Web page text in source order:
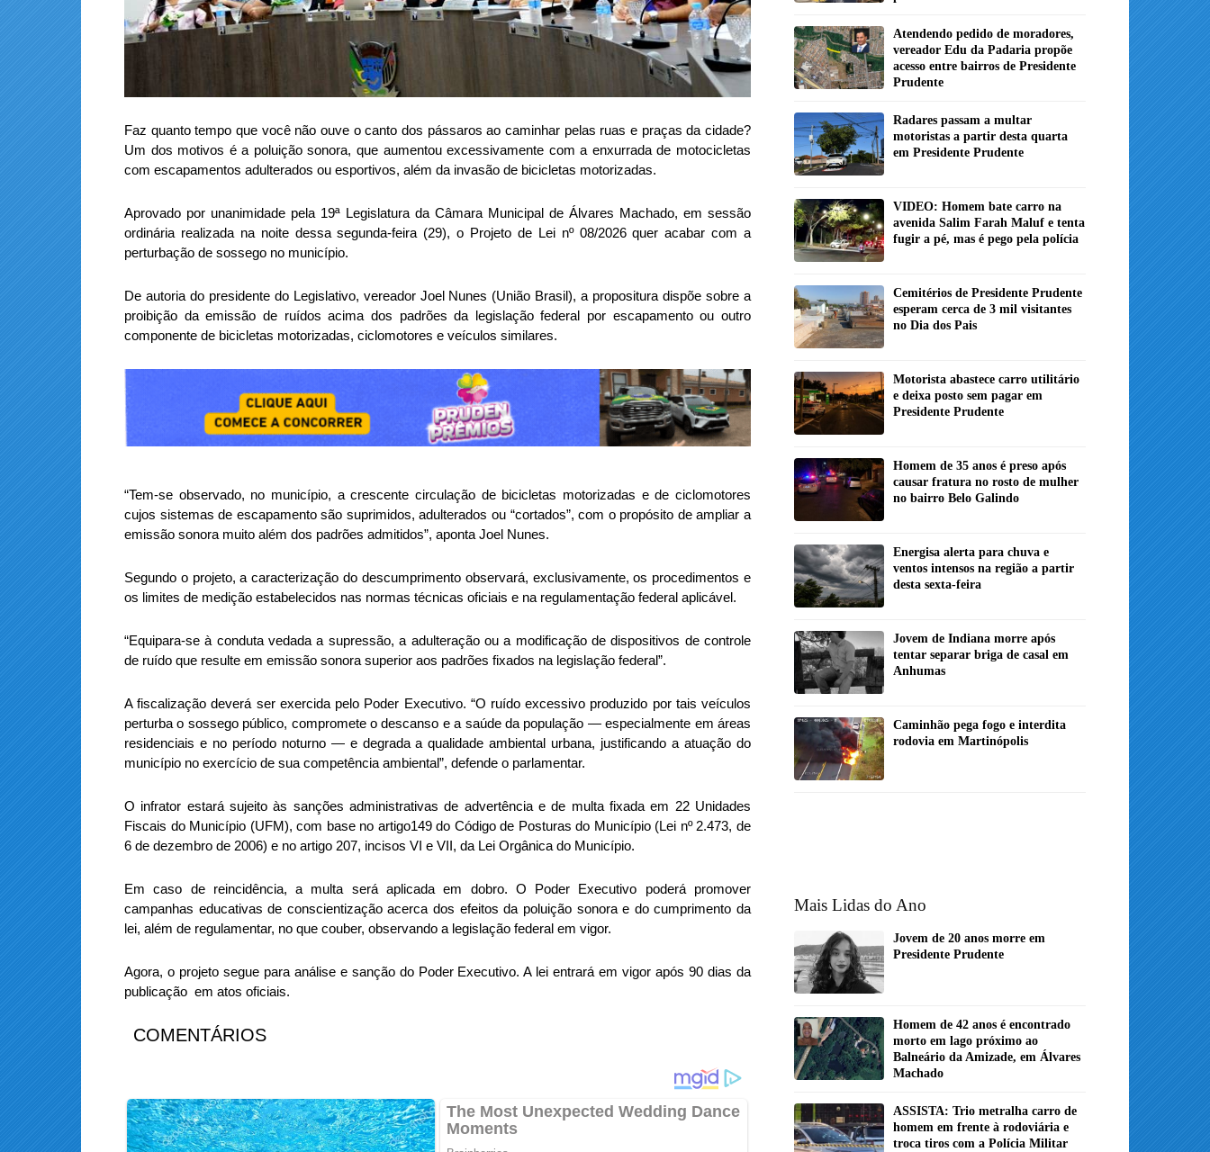
Faz quanto tempo que você não ouve o canto dos pássaros ao caminhar pelas ruas e praças da cidade?
Um dos motivos é a poluição sonora, que aumentou excessivamente com a enxurrada de motocicletas
com escapamentos adulterados ou esportivos, além da invasão de bicicletas motorizadas.
Aprovado por unanimidade pela 19ª Legislatura da Câmara Municipal de Álvares Machado, em sessão
ordinária realizada na noite dessa segunda-feira (29), o Projeto de Lei nº 08/2026 quer acabar com a
perturbação de sossego no município.
De autoria do presidente do Legislativo, vereador Joel Nunes (União Brasil), a propositura dispõe sobre a
proibição da emissão de ruídos acima dos padrões da legislação federal por escapamento ou outro
componente de bicicletas motorizadas, ciclomotores e veículos similares.
“Tem-se observado, no município, a crescente circulação de bicicletas motorizadas e de ciclomotores
cujos sistemas de escapamento são suprimidos, adulterados ou “cortados”, com o propósito de ampliar a
emissão sonora muito além dos padrões admitidos”, aponta Joel Nunes.
Segundo o projeto, a caracterização do descumprimento observará, exclusivamente, os procedimentos e
os limites de medição estabelecidos nas normas técnicas oficiais e na regulamentação federal aplicável.
“Equipara-se à conduta vedada a supressão, a adulteração ou a modificação de dispositivos de controle
de ruído que resulte em emissão sonora superior aos padrões fixados na legislação federal”.
A fiscalização deverá ser exercida pelo Poder Executivo. “O ruído excessivo produzido por tais veículos
perturba o sossego público, compromete o descanso e a saúde da população — especialmente em áreas
residenciais e no período noturno — e degrada a qualidade ambiental urbana, justificando a atuação do
município no exercício de sua competência ambiental”, defende o parlamentar.
O infrator estará sujeito às sanções administrativas de advertência e de multa fixada em 22 Unidades
Fiscais do Município (UFM), com base no artigo149 do Código de Posturas do Município (Lei nº 2.473, de
6 de dezembro de 2006) e no artigo 207, incisos VI e VII, da Lei Orgânica do Município.
Em caso de reincidência, a multa será aplicada em dobro. O Poder Executivo poderá promover
campanhas educativas de conscientização acerca dos efeitos da poluição sonora e do cumprimento da
lei, além de regulamentar, no que couber, observando a legislação federal em vigor.
Agora, o projeto segue para análise e sanção do Poder Executivo. A lei entrará em vigor após 90 dias da
publicação em atos oficiais.
COMENTÁRIOS
Atendendo pedido de moradores,
vereador Edu da Padaria propõe
acesso entre bairros de Presidente
Prudente
Radares passam a multar
motoristas a partir desta quarta
em Presidente Prudente
VIDEO: Homem bate carro na
avenida Salim Farah Maluf e tenta
fugir a pé, mas é pego pela polícia
Cemitérios de Presidente Prudente
esperam cerca de 3 mil visitantes
no Dia dos Pais
Motorista abastece carro utilitário
e deixa posto sem pagar em
Presidente Prudente
Homem de 35 anos é preso após
causar fratura no rosto de mulher
no bairro Belo Galindo
Energisa alerta para chuva e
ventos intensos na região a partir
desta sexta-feira
Jovem de Indiana morre após
tentar separar briga de casal em
Anhumas
Caminhão pega fogo e interdita
rodovia em Martinópolis
Mais Lidas do Ano
Jovem de 20 anos morre em
Presidente Prudente
Homem de 42 anos é encontrado
morto em lago próximo ao
Balneário da Amizade, em Álvares
Machado
ASSISTA: Trio metralha carro de
homem em frente à rodoviária e
troca tiros com a Polícia Militar